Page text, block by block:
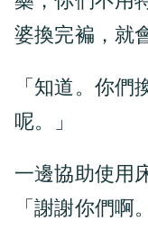
婆換完褊，就
「知道。你
呢。」
一邊協助使用
「謝謝你們